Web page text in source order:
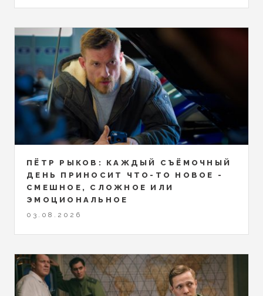
ПЁТР РЫКОВ: КАЖДЫЙ СЪЁМОЧНЫЙ
ДЕНЬ ПРИНОСИТ ЧТО-ТО НОВОЕ -
СМЕШНОЕ, СЛОЖНОЕ ИЛИ
ЭМОЦИОНАЛЬНОЕ
03.08.2026